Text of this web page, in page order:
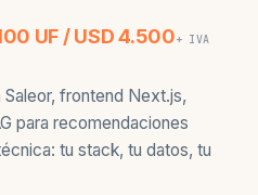
UF / USD 4.500+ IVA
frontend Next.js,
para recomendaciones
tu stack, tu datos, tu